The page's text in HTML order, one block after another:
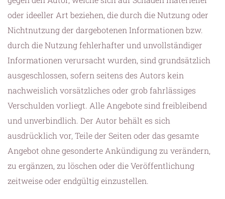
oder ideeller Art beziehen, die durch die Nutzung oder
Nichtnutzung der dargebotenen Informationen bzw.
durch die Nutzung fehlerhafter und unvollständiger
Informationen verursacht wurden, sind grundsätzlich
ausgeschlossen, sofern seitens des Autors kein
nachweislich vorsätzliches oder grob fahrlässiges
Verschulden vorliegt. Alle Angebote sind freibleibend
und unverbindlich. Der Autor behält es sich
ausdrücklich vor, Teile der Seiten oder das gesamte
Angebot ohne gesonderte Ankündigung zu verändern,
zu ergänzen, zu löschen oder die Veröffentlichung
zeitweise oder endgültig einzustellen.